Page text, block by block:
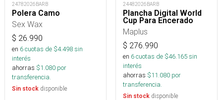
24782026BARB
Polera Camo
Sex Wax
$ 26.990
en 6cuotas de $4.498sin
interés
ahorras $1.080 por
transferencia.
Sin stock disponible
24482026BARB
Plancha Digital World
Cup Para Encerado
Maplus
$ 276.990
en 6cuotas de $46.165sin
interés
ahorras $11.080 por
transferencia.
Sin stock disponible